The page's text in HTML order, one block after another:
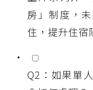
房」制度，
住，提升住宿
Q2：如果單